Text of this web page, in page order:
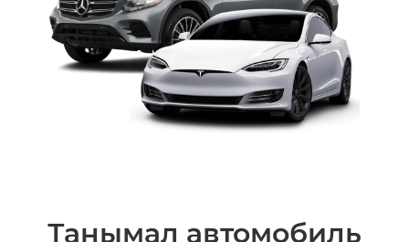
Танымал автомобиль